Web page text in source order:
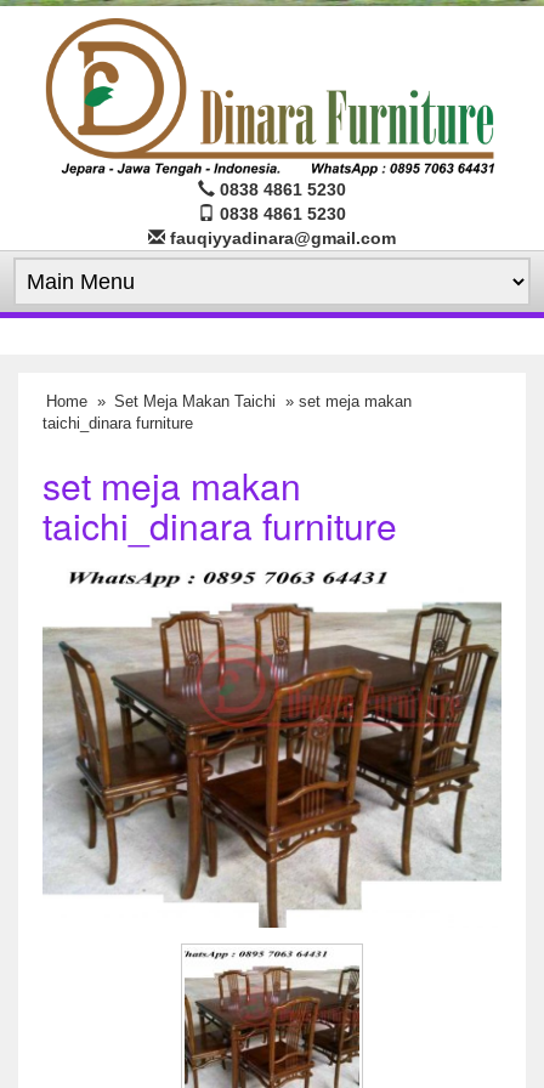
0838 4861 5230
0838 4861 5230
fauqiyyadinara@gmail.com
Home » Set Meja Makan Taichi » set meja makan
taichi_dinara furniture
set meja makan
taichi_dinara furniture